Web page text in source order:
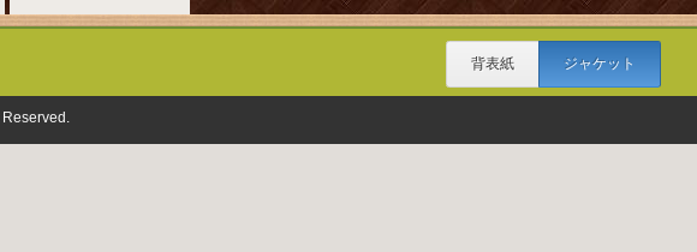
背表紙 ジャケット